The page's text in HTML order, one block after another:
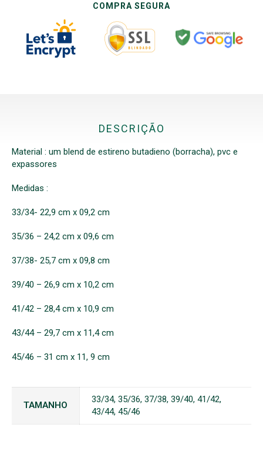
COMPRA SEGURA
DESCRIÇÃO
Material : um blend de estireno butadieno (borracha), pvc e
expassores
Medidas :
33/34- 22,9 cm x 09,2 cm
35/36 – 24,2 cm x 09,6 cm
37/38- 25,7 cm x 09,8 cm
39/40 – 26,9 cm x 10,2 cm
41/42 – 28,4 cm x 10,9 cm
43/44 – 29,7 cm x 11,4 cm
45/46 – 31 cm x 11, 9 cm
TAMANHO
33/34, 35/36, 37/38, 39/40, 41/42,
43/44, 45/46